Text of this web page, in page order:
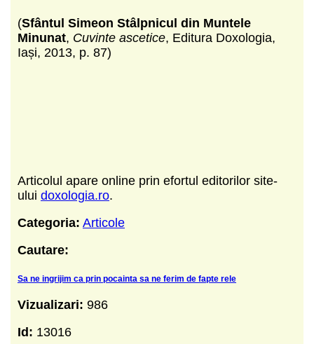
(Sfântul Simeon Stâlpnicul din Muntele
Minunat, Cuvinte ascetice, Editura Doxologia,
Iași, 2013, p. 87)
Articolul apare online prin efortul editorilor site-
ului doxologia.ro.
Categoria: Articole
Cautare:
Sa ne ingrijim ca prin pocainta sa ne ferim de fapte rele
Vizualizari: 986
Id: 13016